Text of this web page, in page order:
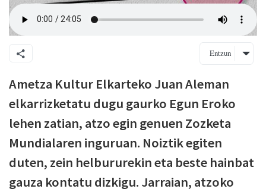
Entzun
Ametza Kultur Elkarteko Juan Aleman
elkarrizketatu dugu gaurko Egun Eroko
lehen zatian, atzo egin genuen Zozketa
Mundialaren inguruan. Noiztik egiten
duten, zein helbururekin eta beste hainbat
gauza kontatu dizkigu. Jarraian, atzoko